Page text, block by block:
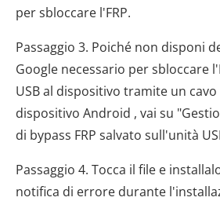
per sbloccare l'FRP.
Passaggio 3. Poiché non disponi
Google necessario per sbloccare
USB al dispositivo tramite un cavo
dispositivo Android , vai su
di bypass FRP salvato sull'unità
Passaggio 4. Tocca il file e
notifica di errore durante